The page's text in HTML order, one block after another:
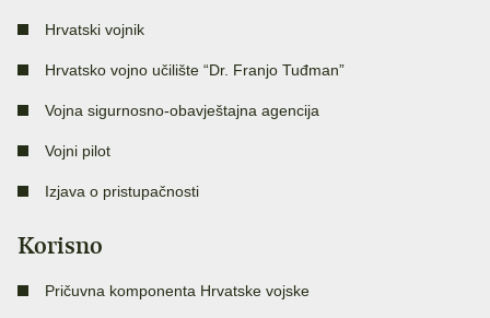
Hrvatski vojnik
Hrvatsko vojno učilište “Dr. Franjo Tuđman”
Vojna sigurnosno-obavještajna agencija
Vojni pilot
Izjava o pristupačnosti
Korisno
Pričuvna komponenta Hrvatske vojske